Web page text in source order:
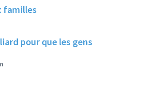
familles
pour que les gens